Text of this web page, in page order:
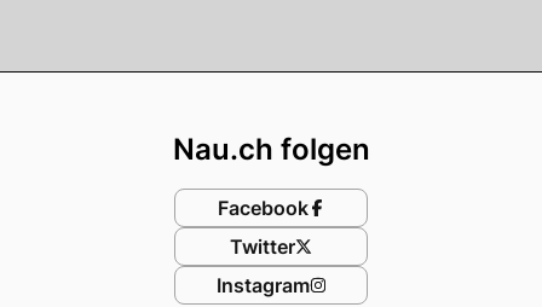
Nau.ch folgen
Facebook
Twitter
Instagram